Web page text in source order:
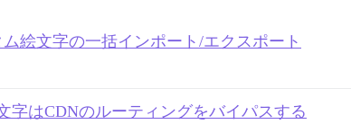
絵文字の一括インポート/エクスポート
字はCDNのルーティングをバイパスする